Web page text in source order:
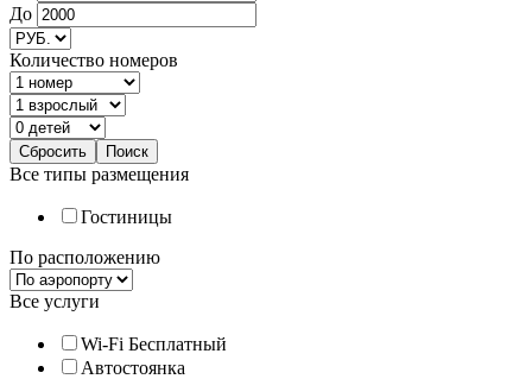
До
Количество номеров
Все типы размещения
Гостиницы
По расположению
Все услуги
Wi-Fi Бесплатный
Автостоянка